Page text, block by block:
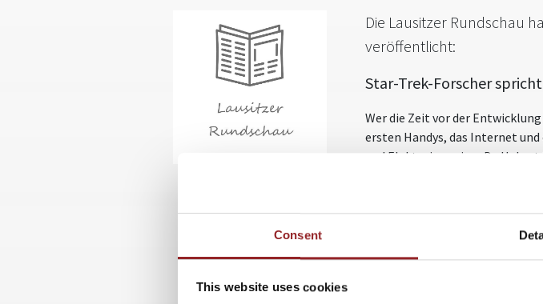
Consent
This website uses cookies
Die Lausitzer Rundschau
veröffentlicht:
Star-Trek-Forscher
Wer die Zeit vor der
ersten Handys, das Internet
und Elektroingenieur Dr.
technische Arbeitsgeräte
Folgen der Science-Fiction-
Zwecke technische Mittel zum
Nach seinem Studium der
Kaiserslautern zu arbeiten. Er
zu erstaunlichen Ergebnissen.